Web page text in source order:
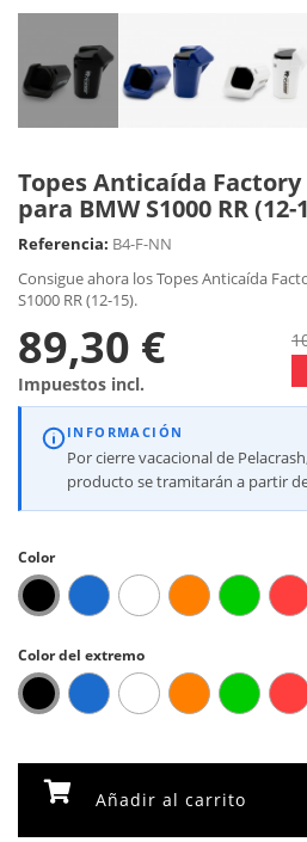
Topes Anticaída Factory
para BMW S1000 RR (12-
Referencia: B4-F-NN
Consigue ahora los Topes Anticaída
S1000 RR (12-15).
89,30 €
Impuestos incl.
INFORMACIÓN
Por cierre vacacional de
producto se tramitarán a partir
Color
Color del extremo
Añadir al carrito